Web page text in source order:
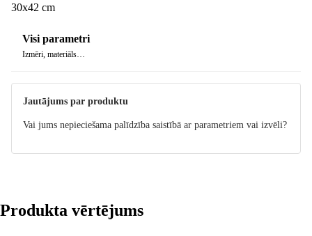
30x42 cm
Visi parametri
Izmēri, materiāls…
Jautājums par produktu
Vai jums nepieciešama palīdzība saistībā ar parametriem vai izvēli?
Produkta vērtējums